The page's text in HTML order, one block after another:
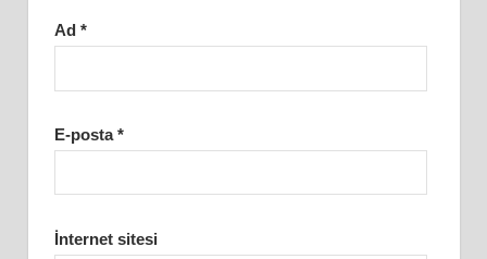
Ad *
E-posta*
İnternet sitesi